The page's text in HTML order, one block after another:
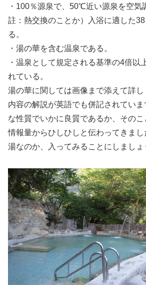
・100％源泉で、50℃近い源泉を空気
註：熱交換のことか）入浴に適した
る。
・湯の華を含む温泉である。
・温泉として規定される基準の4倍以
れている。
湯の華に関しては画像まで添えて詳
内容の解説が英語でも併記されてい
な性質でいかに良質であるか、その
情報量からひしひしと伝わってきま
湯なのか、入ってみることにしましょ